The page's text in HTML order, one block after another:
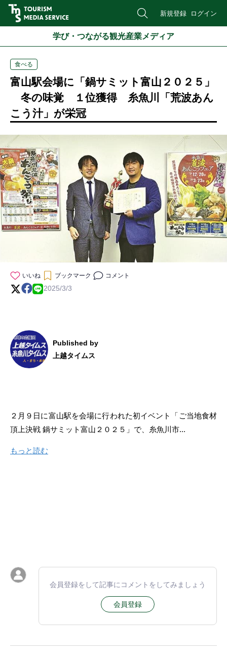
新規登録 ログイン
学び・つながる観光産業メディア
食べる
富山駅会場に「鍋サミット富山２０２５」
冬の味覚 １位獲得 糸魚川「荒波あん
こう汁」が栄冠
いいね ブックマーク コメント
2025/3/3
Published by
上越タイムス
２月９日に富山駅を会場に行われた初イベント「ご当地食材
頂上決戦 鍋サミット富山２０２５」で、糸魚川市...
もっと読む
会員登録をして記事にコメントをしてみましょう
会員登録